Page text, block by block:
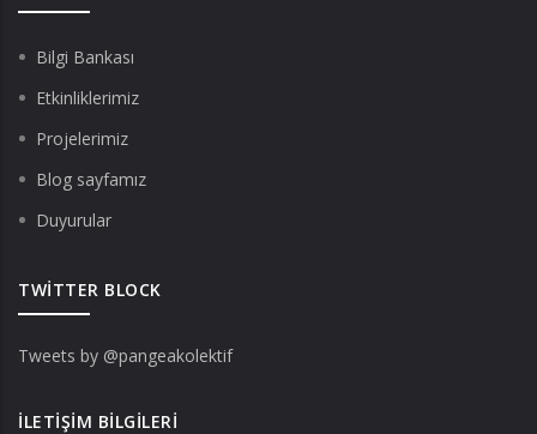
Bilgi Bankası
Etkinliklerimiz
Projelerimiz
Blog sayfamız
Duyurular
TWITTER BLOCK
Tweets by @pangeakolektif
İLETIŞIM BILGILERI